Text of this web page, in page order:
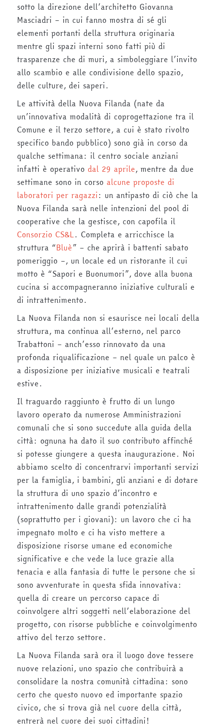
sotto la direzione dell’architetto Giovanna
Masciadri – in cui fanno mostra di sé gli
elementi portanti della struttura originaria
mentre gli spazi interni sono fatti più di
trasparenze che di muri, a simboleggiare l’invito
allo scambio e alle condivisione dello spazio,
delle culture, dei saperi.
Le attività della Nuova Filanda (nate da
un’innovativa modalità di coprogettazione tra il
Comune e il terzo settore, a cui è stato rivolto
specifico bando pubblico) sono già in corso da
qualche settimana: il centro sociale anziani
infatti è operativo dal 29 aprile, mentre da due
settimane sono in corso alcune proposte di
laboratori per ragazzi: un antipasto di ciò che la
Nuova Filanda sarà nelle intenzioni del pool di
cooperative che la gestisce, con capofila il
Consorzio CS&L. Completa e arricchisce la
struttura “Bluè” – che aprirà i battenti sabato
pomeriggio –, un locale ed un ristorante il cui
motto è “Sapori e Buonumori”, dove alla buona
cucina si accompagneranno iniziative culturali e
di intrattenimento.
La Nuova Filanda non si esaurisce nei locali della
struttura, ma continua all’esterno, nel parco
Trabattoni – anch’esso rinnovato da una
profonda riqualificazione – nel quale un palco è
a disposizione per iniziative musicali e teatrali
estive.
Il traguardo raggiunto è frutto di un lungo
lavoro operato da numerose Amministrazioni
comunali che si sono succedute alla guida della
città: ognuna ha dato il suo contributo affinché
si potesse giungere a questa inaugurazione. Noi
abbiamo scelto di concentrarvi importanti servizi
per la famiglia, i bambini, gli anziani e di dotare
la struttura di uno spazio d’incontro e
intrattenimento dalle grandi potenzialità
(soprattutto per i giovani): un lavoro che ci ha
impegnato molto e ci ha visto mettere a
disposizione risorse umane ed economiche
significative e che vede la luce grazie alla
tenacia e alla fantasia di tutte le persone che si
sono avventurate in questa sfida innovativa:
quella di creare un percorso capace di
coinvolgere altri soggetti nell’elaborazione del
progetto, con risorse pubbliche e coinvolgimento
attivo del terzo settore.
La Nuova Filanda sarà ora il luogo dove tessere
nuove relazioni, uno spazio che contribuirà a
consolidare la nostra comunità cittadina: sono
certo che questo nuovo ed importante spazio
civico, che si trova già nel cuore della città,
entrerà nel cuore dei suoi cittadini!